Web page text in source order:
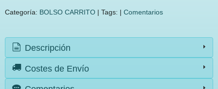
Categoría: BOLSO CARRITO | Tags: | Comentarios
Descripción
Costes de Envío